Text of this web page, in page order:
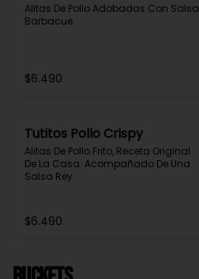
Alitas De Pollo Adobadas Con Salsa
Barbacue.
$6.490
Tutitos Pollo Crispy
Alitas De Pollo Frito, Receta Original
De La Casa. Acompañado De Una
Salsa Rey.
$6.490